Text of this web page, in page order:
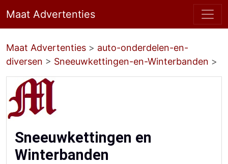
Maat Advertenties
Maat Advertenties > auto-onderdelen-en-
diversen > Sneeuwkettingen-en-Winterbanden >
Sneeuwkettingen en
Winterbanden